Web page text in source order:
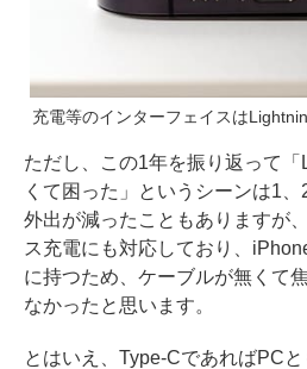
充電等のインターフェイスは
ただし、この1年を振り返って
くて困った」というシーンは1
外出が減ったこともありますが
ス充電にも対応しており、
に持つため、ケーブルが無くて
なかったと思います。
とはいえ、Type-CであればPC